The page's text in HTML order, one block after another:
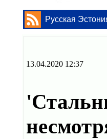
Русская
13.04.2020 12:37